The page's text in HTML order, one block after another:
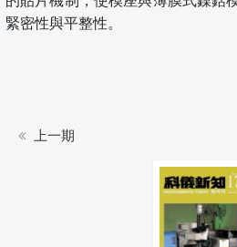
緊密性與平整性。
上一期